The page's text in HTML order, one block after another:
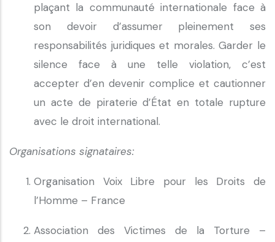
plaçant la communauté internationale face à
son devoir d’assumer pleinement ses
responsabilités juridiques et morales. Garder le
silence face à une telle violation, c’est
accepter d’en devenir complice et cautionner
un acte de piraterie d’État en totale rupture
avec le droit international.
Organisations signataires:
Organisation Voix Libre pour les Droits de
l’Homme – France
Association des Victimes de la Torture –